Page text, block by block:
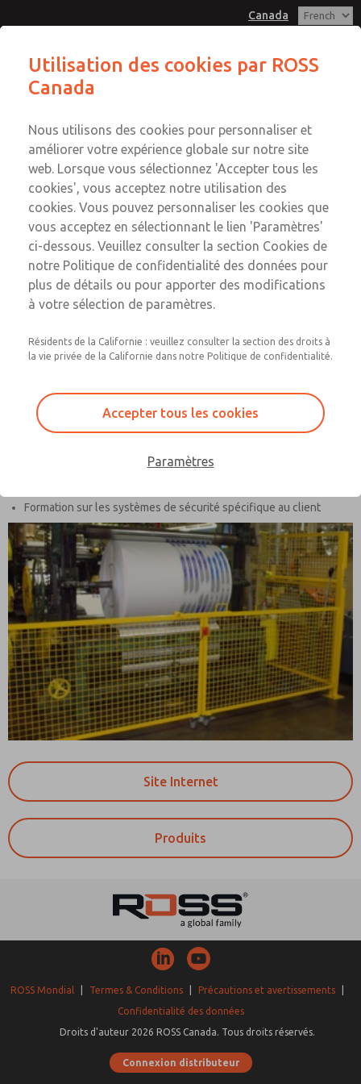
Canada
Connexion
Inscription
UBSafe, fondée en 2008, est bien positionnée dans le conseil et
d'autres services, notamment l'éducation, la conception, l'ingénierie
et papiers, l'alimentation et les boissons, la sécurité des processus,
l'automobile et autres.
Plus précisément, UBSafe se concentre sur:
Sauvegarde des rapports et des évaluations des risques depuis
Solutions de protection des machines, du conseil à la conception
Formation sur les systèmes de sécurité spécifique au client
Site Internet
Produits
ROSS Mondial Termes & Conditions Précautions et avertissements
Confidentialité des données
Droits d'auteur 2026 ROSS Canada. Tous droits réservés.
Connexion distributeur
Utilisation des cookies par ROSS
Canada
Nous utilisons des cookies pour personnaliser et
améliorer votre expérience globale sur notre site
web. Lorsque vous sélectionnez 'Accepter tous les
cookies', vous acceptez notre utilisation des
cookies. Vous pouvez personnaliser les cookies que
vous acceptez en sélectionnant le lien 'Paramètres'
ci-dessous. Veuillez consulter la section Cookies de
notre Politique de confidentialité des données pour
plus de détails ou pour apporter des modifications
à votre sélection de paramètres.
Résidents de la Californie : veuillez consulter la section des droits à
la vie privée de la Californie dans notre Politique de confidentialité.
Accepter tous les cookies
Paramètres